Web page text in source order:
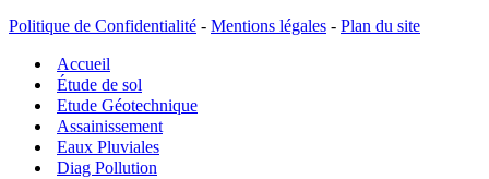
Politique de Confidentialité - Mentions légales - Plan du site
Accueil
Étude de sol
Etude Géotechnique
Assainissement
Eaux Pluviales
Diag Pollution